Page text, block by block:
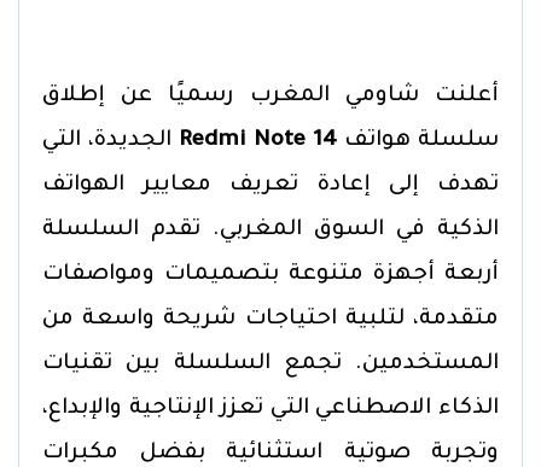
أعلنت شاومي المغرب رسميًا عن إطلاق
سلسلة هواتفRedmi Note 14 الجديدة، التي
تهدف إلى إعادة تعريف معايير الهواتف
الذكية في السوق المغربي. تقدم السلسلة
أربعة أجهزة متنوعة بتصميمات ومواصفات
متقدمة، لتلبية احتياجات شريحة واسعة من
المستخدمين. تجمع السلسلة بين تقنيات
الذكاء الاصطناعي التي تعزز الإنتاجية والإبداع،
وتجربة صوتية استثنائية بفضل مكبرات